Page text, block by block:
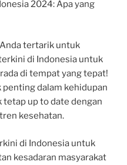
2024: Apa yang
tertarik untuk
di Indonesia untuk
di tempat yang tepat!
penting dalam kehidupan
tetap up to date dengan
kesehatan.
di Indonesia untuk
kesadaran masyarakat